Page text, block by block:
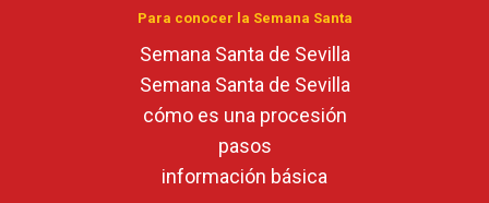
Para conocer la Semana Santa
Semana Santa de Sevilla
Semana Santa de Sevilla
cómo es una procesión
pasos
información básica